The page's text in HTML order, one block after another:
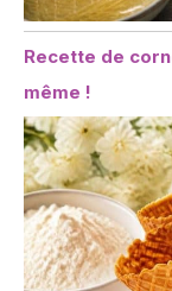
Recette de
même !